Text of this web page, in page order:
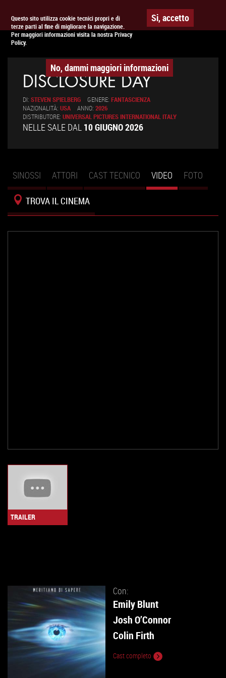
Questo sito utilizza cookie tecnici propri e di
terze parti al fine di migliorare la navigazione.
Per maggiori informazioni visita la nostra Privacy
Policy.
Si, accetto
No, dammi maggiori informazioni
APPUNTAMENTO AL CINEMA
DISCLOSURE DAY
DI: STEVEN SPIELBERG GENERE: FANTASCIENZA
NAZIONALITÀ: USA ANNO: 2026
DISTRIBUTORE: UNIVERSAL PICTURES INTERNATIONAL ITALY
NELLE SALE DAL 10 GIUGNO 2026
Schede primarie
SINOSSI ATTORI CAST TECNICO VIDEO (SCHEDA
ATTIVA)
FOTO
TROVA IL CINEMA
TRAILER
Con:
Emily Blunt
Josh O’Connor
Colin Firth
Cast completo